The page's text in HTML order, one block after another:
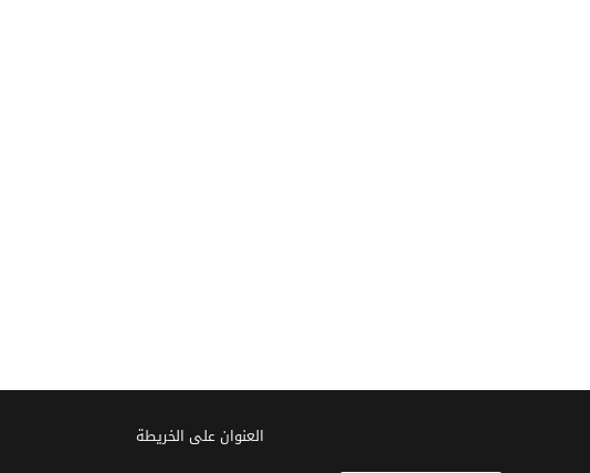
العنوان علی الخریطة